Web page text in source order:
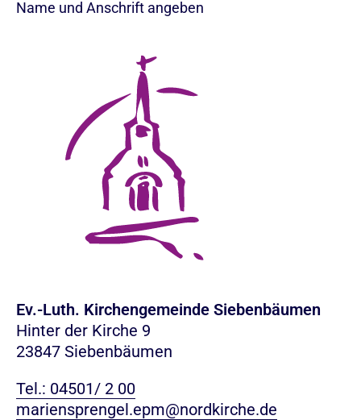
Name und Anschrift angeben
Ev.-Luth. Kirchengemeinde Siebenbäumen
Hinter der Kirche 9
23847 Siebenbäumen
Tel.: 04501/ 2 00
mariensprengel.epm@nordkirche.de